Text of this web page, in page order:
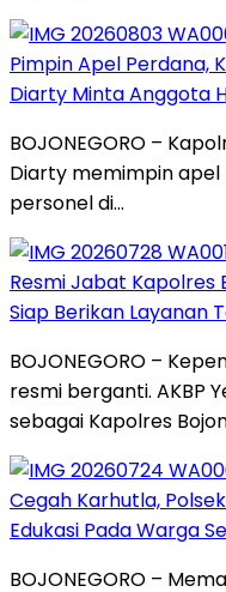
Pimpin Apel Perdana,
Diarty Minta Anggota
BOJONEGORO –
Diarty memimpin
personel di…
Resmi Jabat Kapolres
Siap Berikan Layanan
BOJONEGORO –
resmi berganti. AKBP
sebagai Kapolres
Cegah Karhutla,
Edukasi Pada Warga
BOJONEGORO –